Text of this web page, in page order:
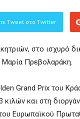
Tweet στο Twitter
στο ισχυρό
Πρεβολαράκη.
Grand Prix του
κιλών και στη
Ευρωπαϊκού